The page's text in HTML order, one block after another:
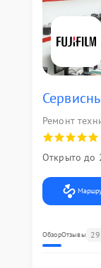
Ремонт
Открыто до
ОбзорОтзывы